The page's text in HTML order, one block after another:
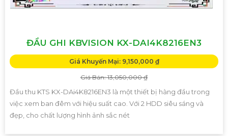
ĐẦU GHI KBVISION KX-DAI4K8216EN3
Giá Khuyến Mại: 9,150,000 ₫
Giá Bán: 13,050,000 ₫
Đầu thu KTS KX-DAi4K8216EN3 là một thiết bị hàng đầu trong
việc xem ban đêm với hiệu suất cao. Với 2 HDD siêu sáng và
đẹp, cho chất lượng hình ảnh sắc nét